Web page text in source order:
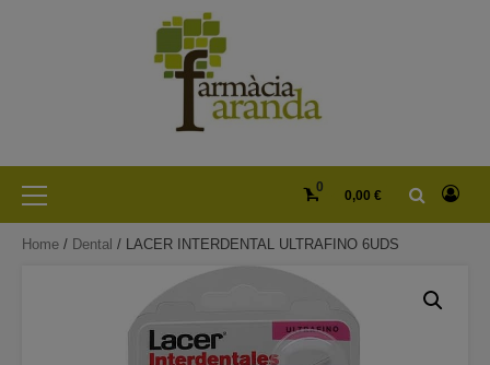
Primary
Menu
0
0,00 €
Home / Dental / LACER INTERDENTAL ULTRAFINO 6UDS